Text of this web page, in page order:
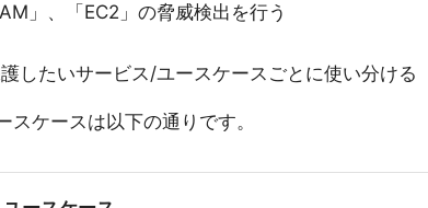
」、「EC2」の脅威検出を行う
したいサービス/ユースケースごとに使い分ける
ケースは以下の通りです。